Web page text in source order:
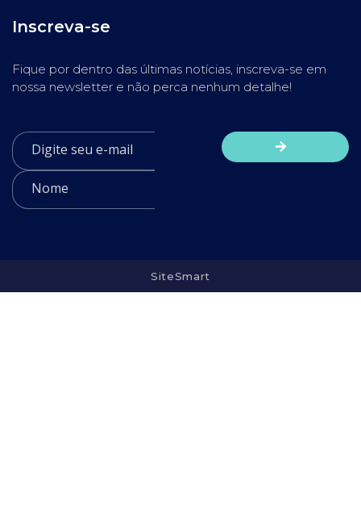
Inscreva-se
Fique por dentro das últimas notícias, inscreva-se em
nossa newsletter e não perca nenhum detalhe!
SiteSmart